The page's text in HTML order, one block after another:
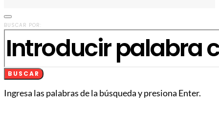
BUSCAR POR:
BUSCAR
Ingresa las palabras de la búsqueda y presiona Enter.